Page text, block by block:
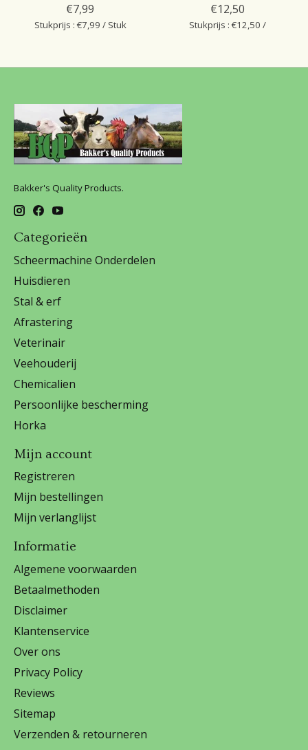
€7,99
Stukprijs : €7,99 / Stuk
€12,50
Stukprijs : €12,50 /
Bakker's Quality Products.
Categorieën
Scheermachine Onderdelen
Huisdieren
Stal & erf
Afrastering
Veterinair
Veehouderij
Chemicalien
Persoonlijke bescherming
Horka
Mijn account
Registreren
Mijn bestellingen
Mijn verlanglijst
Informatie
Algemene voorwaarden
Betaalmethoden
Disclaimer
Klantenservice
Over ons
Privacy Policy
Reviews
Sitemap
Verzenden & retourneren